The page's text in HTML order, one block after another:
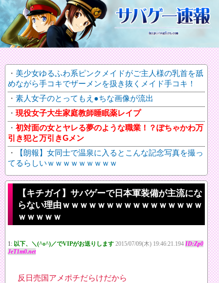
美少女ゆるふわ系ピンクメイドがご主人様の乳首を舐
めながら手コキでザーメンを扱き抜くメイド手コキ！
素人女子のとってもえ●ちな画像が流出
現役女子大生家庭教師睡眠薬レイプ
初対面の女とヤレる夢のような職業！？ぽちゃかわ万
引き犯と万引きGメン
【朗報】女同士で温泉に入るとこんな記念写真を撮っ
てるらしいｗｗｗｗｗｗｗｗｗ
【キチガイ】サバゲーで日本軍装備が主流にな
らない理由ｗｗｗｗｗｗｗｗｗｗｗｗｗｗｗｗ
ｗｗｗｗｗ
1: 以下、＼(^o^)／でVIPがお送りします 2015/07/09(木) 19:46:21.194 ID:Zp0
JeT1m0.net
反日売国アメポチだらけだから